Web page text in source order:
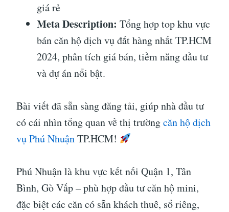
giá rẻ
Meta Description: Tổng hợp top khu vực
bán căn hộ dịch vụ đắt hàng nhất TP.HCM
2024, phân tích giá bán, tiềm năng đầu tư
và dự án nổi bật.
Bài viết đã sẵn sàng đăng tải, giúp nhà đầu tư
có cái nhìn tổng quan về thị trườngcăn hộ dịch
vụ Phú NhuậnTP.HCM!
Phú Nhuận là khu vực kết nối Quận 1, Tân
Bình, Gò Vấp – phù hợp đầu tư căn hộ mini,
đặc biệt các căn có sẵn khách thuê, sổ riêng,